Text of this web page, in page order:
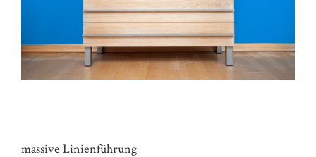
massive Linienführung